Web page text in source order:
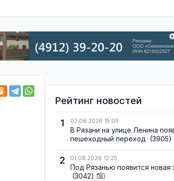
Рейтинг новостей
1
02.08.2026 15:05
В Рязани на улице Ленина
пешеходный переход (3905)
2 01.08.2026 12:25
Под Рязанью появится новая
(3042)